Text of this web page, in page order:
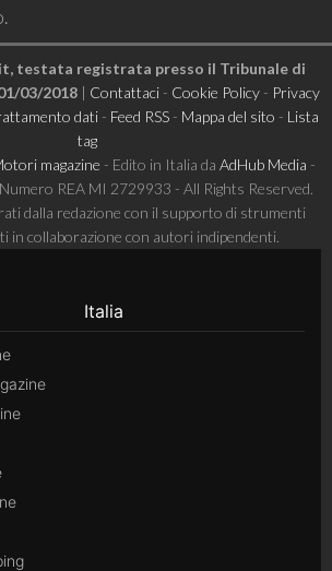
testata registrata presso il Tribunale di
03/2018| Contattaci- Cookie Policy- Privacy
dati- Feed RSS- Mappa del sito - Lista
tag
magazine - Edito in Italia da AdHub Media -
REA MI 2729933 - All Rights Reserved.
dalla redazione con il supporto di strumenti
in collaborazione con autori indipendenti.
Italia